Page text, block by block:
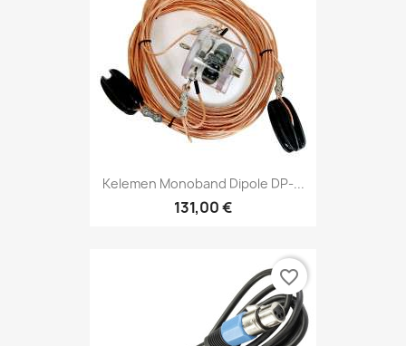
Kelemen Monoband Dipole DP-...
131,00 €
favorite_border